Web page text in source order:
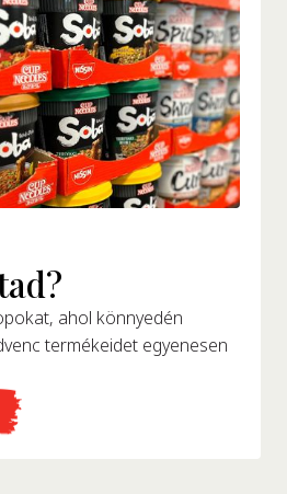
ahol könnyedén
termékeidet egyenesen